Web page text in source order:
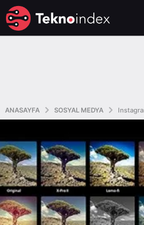
ANASAYFA SOSYAL MEDYA